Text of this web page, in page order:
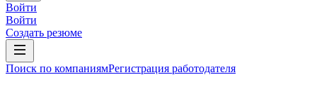
Войти
Войти
Создать резюме
Поиск по компаниямРегистрация работодателя